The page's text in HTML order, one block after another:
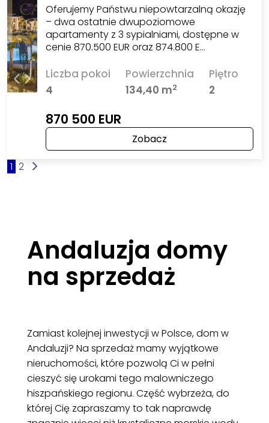
Oferujemy Państwu niepowtarzalną okazję
– dwa ostatnie dwupoziomowe
apartamenty z 3 sypialniami, dostępne w
cenie 870.500 EUR oraz 874.800 E…
Liczba pokoi
4
Powierzchnia
134,40 m2
Piętro
2
870 500 EUR
Zobacz
1 2
Andaluzja domy
na sprzedaż
Zamiast kolejnej inwestycji w Polsce, dom w
Andaluzji? Na sprzedaż mamy wyjątkowe
nieruchomości, które pozwolą Ci w pełni
cieszyć się urokami tego malowniczego
hiszpańskiego regionu. Część wybrzeża, do
której Cię zapraszamy to tak naprawdę